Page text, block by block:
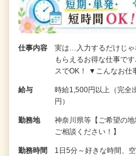
仕事内容
実は…入力するだけじゃ
もらえるお得な仕事で
スでOK！ ▼こんなお仕
給与
時給1,500円以上（完全
円）
勤務地
神奈川県等【ご希望の
ご相談ください！】
勤務時間
1日5分～好きな時間、